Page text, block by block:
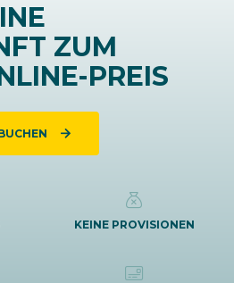
ZUM
PREIS
KEINE PROVISIONEN